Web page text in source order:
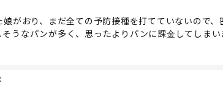
がおり、まだ全ての予防接種を打てていないので
そうなパンが多く、思ったよりパンに課金してしまい